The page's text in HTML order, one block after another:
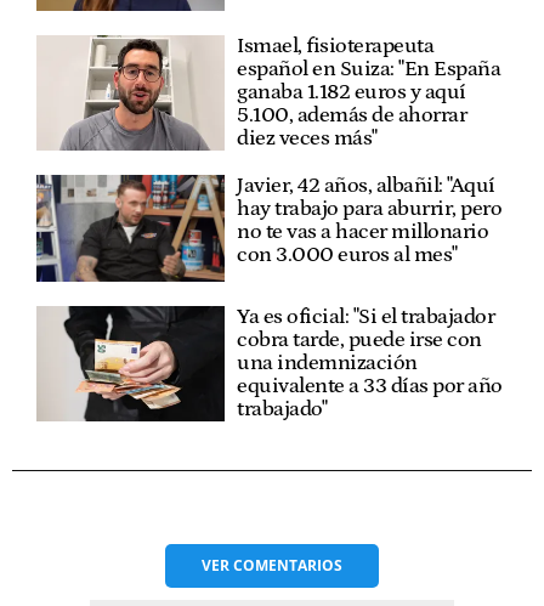
Ismael, fisioterapeuta
español en Suiza: "En España
ganaba 1.182 euros y aquí
5.100, además de ahorrar
diez veces más"
Javier, 42 años, albañil: "Aquí
hay trabajo para aburrir, pero
no te vas a hacer millonario
con 3.000 euros al mes"
Ya es oficial: "Si el trabajador
cobra tarde, puede irse con
una indemnización
equivalente a 33 días por año
trabajado"
VERCOMENTARIOS